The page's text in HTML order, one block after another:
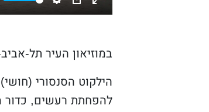
Settings
PIP Enter
במוזיאון העיר תל-
הילקוט הסנסורי (חושי)
להפחתת רעשים, כדור